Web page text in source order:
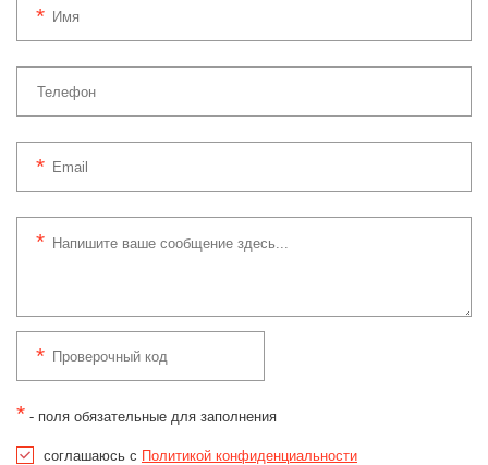
* - поля обязательные для заполнения
соглашаюсь с Политикой конфиденциальности